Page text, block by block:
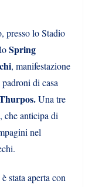
presso lo Stadio
Spring
, manifestazione
di casa
Una tre
che anticipa di
nel
stata aperta con